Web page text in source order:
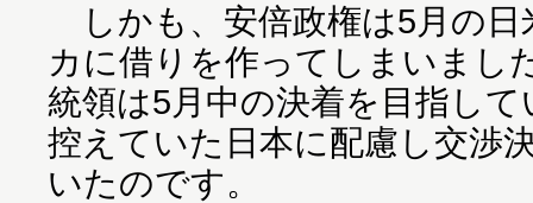
しかも、安倍政権は5月の日
カに借りを作ってしまいまし
統領は5月中の決着を目指し
控えていた日本に配慮し交渉
いたのです。